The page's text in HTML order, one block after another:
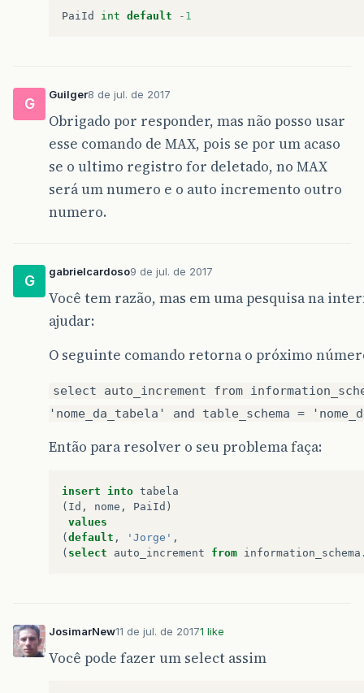
PaiId int default - 1
G
Guilger8 de jul. de 2017
Obrigado por responder, mas não posso usar
esse comando de MAX, pois se por um acaso
se o ultimo registro for deletado, no MAX
será um numero e o auto incremento outro
numero.
G
gabrielcardoso9 de jul. de 2017
Você tem razão, mas em uma pesquisa na
ajudar:
O seguinte comando retorna o próximo
select auto_increment from
'nome_da_tabela' and table_schema =
Então para resolver o seu problema faça:
insert into tabela
( Id , nome , PaiId )
values
(default , 'Jorge' ,
( select auto_increment from information_schema
JosimarNew11 de jul. de 20171 like
Você pode fazer um select assim